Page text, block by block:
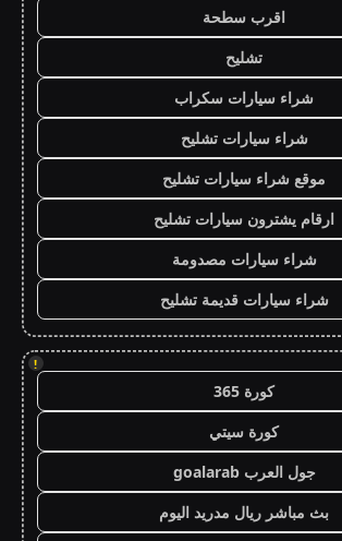
اقرب سطحة
تشليح
شراء سيارات سكراب
شراء سيارات تشليح
موقع شراء سيارات تشليح
ارقام يشترون سيارات تشليح
شراء سيارات مصدومة
شراء سيارات قديمة تشليح
!
كورة 365
كورة سيتي
جول العرب goalarab
بث مباشر ريال مدريد اليوم